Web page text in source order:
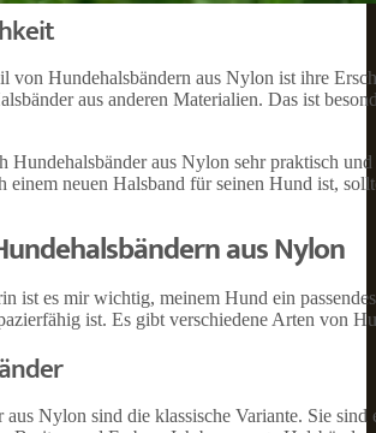
von Hundehalsbändern aus Nylon ist ihre
aus anderen Materialien. Das ist
Hundehalsbänder aus Nylon sehr praktisch
einem neuen Halsband für seinen Hund ist,
aus Nylon
ist es mir wichtig, meinem Hund ein
ist. Es gibt verschiedene Arten von
aus Nylon sind die klassische Variante. Sie